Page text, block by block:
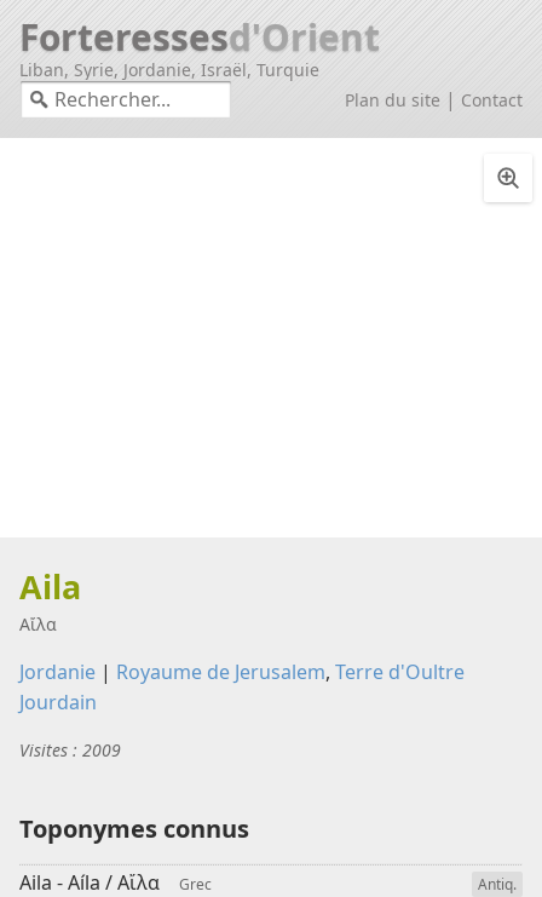
Forteressesd'Orient
Liban, Syrie, Jordanie, Israël, Turquie
Plan du site | Contact
Aila
Αἴλα
Jordanie | Royaume de Jerusalem, Terre d'Oultre
Jourdain
Visites : 2009
Toponymes connus
Aila - Aíla /Αἴλα Grec Antiq.